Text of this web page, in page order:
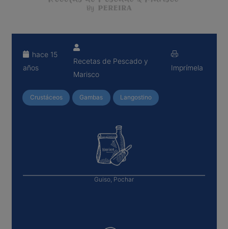
hace 15
años
Recetas de Pescado y
Marisco
Imprímela
Crustáceos Gambas Langostino
Guiso, Pochar